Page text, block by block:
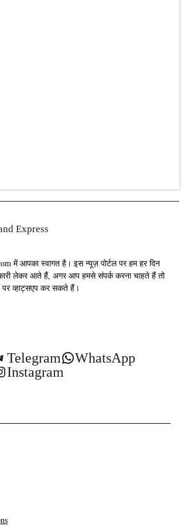
में आपका स्वागत है। इस न्यूज़ पोर्टल पर हम हर दिन
लेकर आते हैं, अगर आप हमसे संपर्क करना चाहते हैं तो
व्हाट्सएप कर सकते हैं।
Telegram
WhatsApp
Instagram